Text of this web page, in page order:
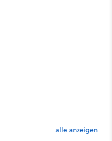
alle anzeigen